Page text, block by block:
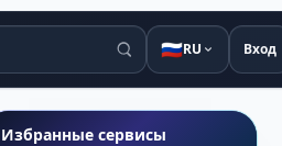
🇷🇺RU Вход
Избранные сервисы